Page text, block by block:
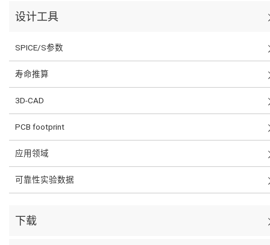
设计工具
SPICE/S参数
寿命推算
3D-CAD
PCB footprint
应用领域
可靠性实验数据
下载